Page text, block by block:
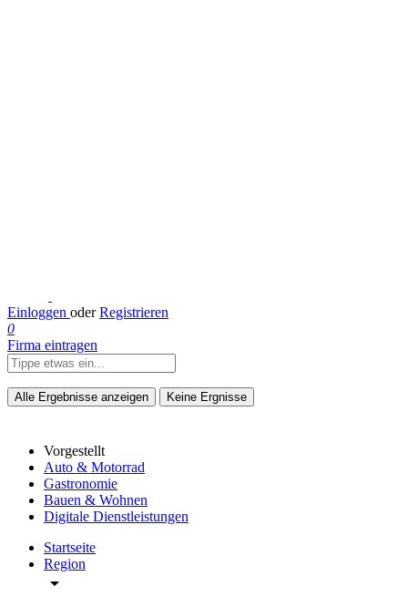
Einloggen oder Registrieren
0
Firma eintragen
Alle Ergebnisse anzeigen Keine Ergnisse
Vorgestellt
Auto & Motorrad
Gastronomie
Bauen & Wohnen
Digitale Dienstleistungen
Startseite
Region
arrow_drop_down